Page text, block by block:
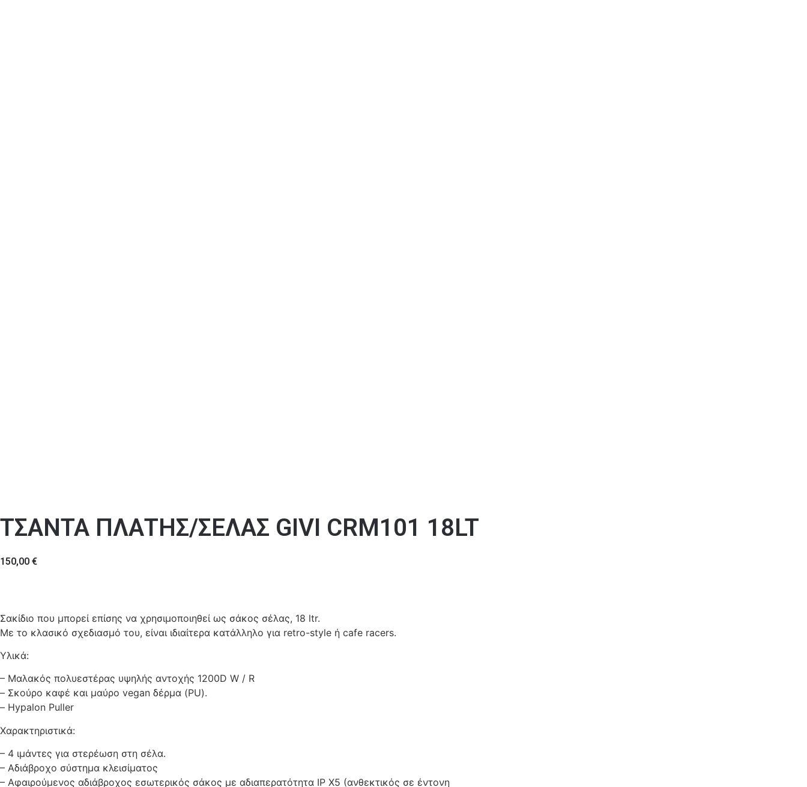
ΤΣΑΝΤΑ ΠΛΑΤΗΣ/ΣΕΛΑΣ GIVI CRM101 18LT
150,00 €
Σακίδιο που μπορεί επίσης να χρησιμοποιηθεί ως σάκος σέλας, 18 ltr.
Με το κλασικό σχεδιασμό του, είναι ιδιαίτερα κατάλληλο για retro-style ή cafe racers.
Υλικά:
– Μαλακός πολυεστέρας υψηλής αντοχής 1200D W / R
– Σκούρο καφέ και μαύρο vegan δέρμα (PU).
– Hypalon Puller
Χαρακτηριστικά:
– 4 ιμάντες για στερέωση στη σέλα.
– Αδιάβροχο σύστημα κλεισίματος
– Αφαιρούμενος αδιάβροχος εσωτερικός σάκος με αδιαπερατότητα IP X5 (ανθεκτικός σε έντονη